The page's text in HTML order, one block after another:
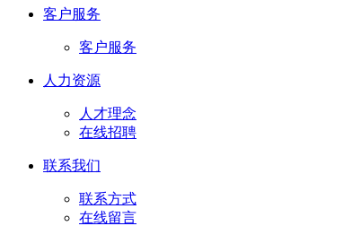
客户服务
客户服务
人力资源
人才理念
在线招聘
联系我们
联系方式
在线留言